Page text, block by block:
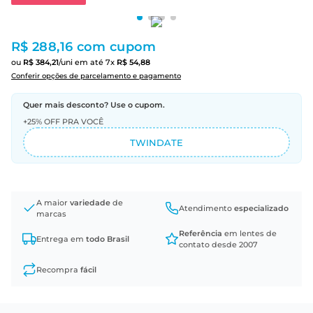
R$ 288,16 com cupom
ou R$ 384,21/uni em até 7x R$ 54,88
Conferir opções de parcelamento e pagamento
Quer mais desconto? Use o cupom.
+25% OFF PRA VOCÊ
TWINDATE
A maior variedade de
marcas
Atendimento especializado
Entrega em todo Brasil
Referência em lentes de
contato desde 2007
Recompra fácil